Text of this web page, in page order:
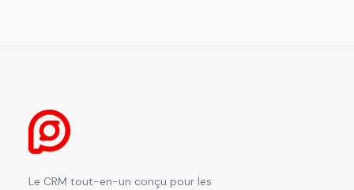
Le CRM tout-en-un conçu pour les